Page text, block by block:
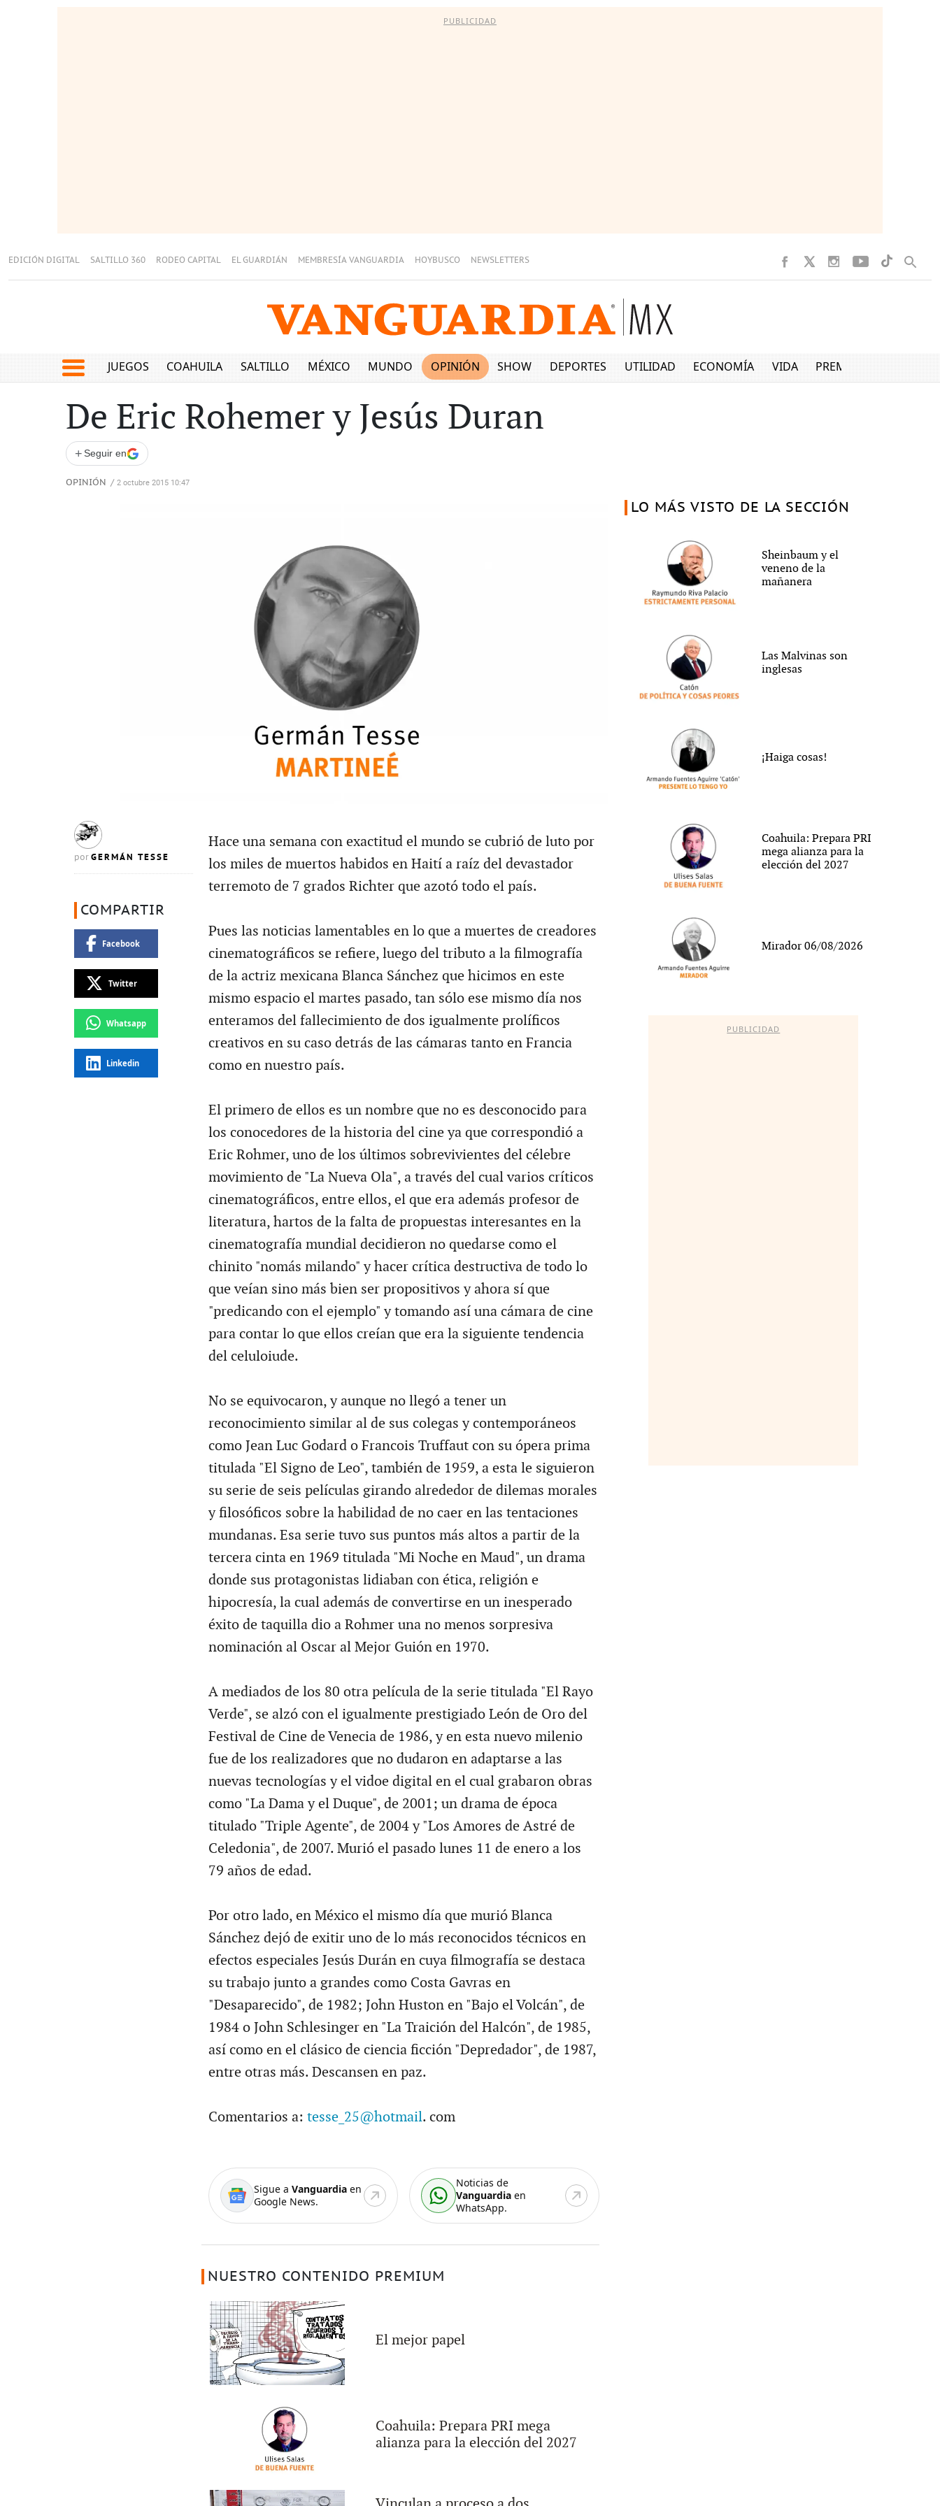
PUBLICIDAD
EDICIÓN DIGITAL SALTILLO 360 RODEO CAPITAL EL GUARDIÁN MEMBRESÍA VANGUARDIA HOYBUSCO NEWSLETTERS
JUEGOS COAHUILA SALTILLO MÉXICO MUNDO OPINIÓN SHOW DEPORTES UTILIDAD ECONOMÍA VIDA PREMIUM
De Eric Rohemer y Jesús Duran
+ Seguir en
OPINIÓN / 2 octubre 2015 10:47
por GERMÁN TESSE
COMPARTIR
Facebook
Twitter
Whatsapp
Linkedin
Hace una semana con exactitud el mundo se cubrió de luto por
los miles de muertos habidos en Haití a raíz del devastador
terremoto de 7 grados Richter que azotó todo el país.
Pues las noticias lamentables en lo que a muertes de creadores
cinematográficos se refiere, luego del tributo a la filmografía
de la actriz mexicana Blanca Sánchez que hicimos en este
mismo espacio el martes pasado, tan sólo ese mismo día nos
enteramos del fallecimiento de dos igualmente prolíficos
creativos en su caso detrás de las cámaras tanto en Francia
como en nuestro país.
El primero de ellos es un nombre que no es desconocido para
los conocedores de la historia del cine ya que correspondió a
Eric Rohmer, uno de los últimos sobrevivientes del célebre
movimiento de "La Nueva Ola", a través del cual varios críticos
cinematográficos, entre ellos, el que era además profesor de
literatura, hartos de la falta de propuestas interesantes en la
cinematografía mundial decidieron no quedarse como el
chinito "nomás milando" y hacer crítica destructiva de todo lo
que veían sino más bien ser propositivos y ahora sí que
"predicando con el ejemplo" y tomando así una cámara de cine
para contar lo que ellos creían que era la siguiente tendencia
del celuloiude.
No se equivocaron, y aunque no llegó a tener un
reconocimiento similar al de sus colegas y contemporáneos
como Jean Luc Godard o Francois Truffaut con su ópera prima
titulada "El Signo de Leo", también de 1959, a esta le siguieron
su serie de seis películas girando alrededor de dilemas morales
y filosóficos sobre la habilidad de no caer en las tentaciones
mundanas. Esa serie tuvo sus puntos más altos a partir de la
tercera cinta en 1969 titulada "Mi Noche en Maud", un drama
donde sus protagonistas lidiaban con ética, religión e
hipocresía, la cual además de convertirse en un inesperado
éxito de taquilla dio a Rohmer una no menos sorpresiva
nominación al Oscar al Mejor Guión en 1970.
A mediados de los 80 otra película de la serie titulada "El Rayo
Verde", se alzó con el igualmente prestigiado León de Oro del
Festival de Cine de Venecia de 1986, y en esta nuevo milenio
fue de los realizadores que no dudaron en adaptarse a las
nuevas tecnologías y el vidoe digital en el cual grabaron obras
como "La Dama y el Duque", de 2001; un drama de época
titulado "Triple Agente", de 2004 y "Los Amores de Astré de
Celedonia", de 2007. Murió el pasado lunes 11 de enero a los
79 años de edad.
Por otro lado, en México el mismo día que murió Blanca
Sánchez dejó de exitir uno de lo más reconocidos técnicos en
efectos especiales Jesús Durán en cuya filmografía se destaca
su trabajo junto a grandes como Costa Gavras en
"Desaparecido", de 1982; John Huston en "Bajo el Volcán", de
1984 o John Schlesinger en "La Traición del Halcón", de 1985,
así como en el clásico de ciencia ficción "Depredador", de 1987,
entre otras más. Descansen en paz.
Comentarios a: tesse_25@hotmail. com
Sigue a Vanguardiaen
Google News.
Noticias de
Vanguardia en
WhatsApp.
NUESTRO CONTENIDO PREMIUM
El mejor papel
Coahuila: Prepara PRI mega
alianza para la elección del 2027
LO MÁS VISTO DE LA SECCIÓN
Sheinbaum y el
veneno de la
mañanera
Las Malvinas son
inglesas
¡Haiga cosas!
Coahuila: Prepara PRI
mega alianza para la
elección del 2027
Mirador 06/08/2026
PUBLICIDAD